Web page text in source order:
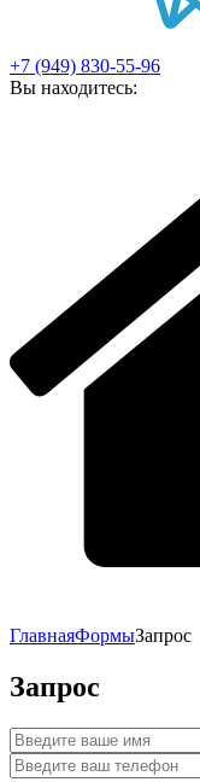
+7 (949) 830-55-96
Вы находитесь:
ГлавнаяФормыЗапрос
Запрос